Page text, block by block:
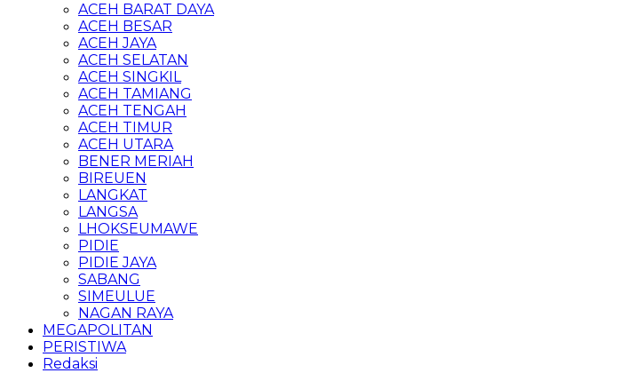
ACEH BARAT DAYA
ACEH BESAR
ACEH JAYA
ACEH SELATAN
ACEH SINGKIL
ACEH TAMIANG
ACEH TENGAH
ACEH TIMUR
ACEH UTARA
BENER MERIAH
BIREUEN
LANGKAT
LANGSA
LHOKSEUMAWE
PIDIE
PIDIE JAYA
SABANG
SIMEULUE
NAGAN RAYA
MEGAPOLITAN
PERISTIWA
Redaksi